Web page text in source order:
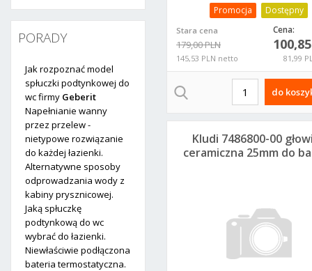
PORADY
Jak rozpoznać model
spłuczki podtynkowej do
wc firmy Geberit
Napełnianie wanny
przez przelew -
nietypowe rozwiązanie
do każdej łazienki.
Alternatywne sposoby
odprowadzania wody z
kabiny prysznicowej.
Jaką spłuczkę
podtynkową do wc
wybrać do łazienki.
Niewłaściwie podłączona
bateria termostatyczna.
Promocja Dostępny
Stara cena
179,00 PLN
145,53 PLN netto
Cena:
81,99
do
Kludi 7486800-00
ceramiczna 25mm do